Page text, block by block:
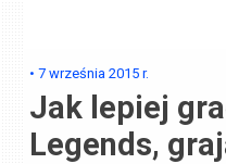
•7 września 2015 r.
Jak lepiej
Legends,